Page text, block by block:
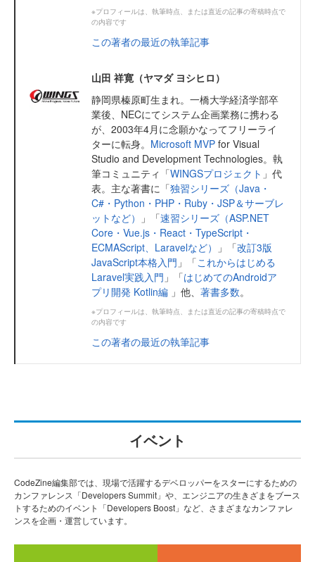
※プロフィールは、執筆時点、または直近の記事の寄稿時点で
の内容です
この著者の最近の執筆記事
山田 祥寛（ヤマダ ヨシヒロ）
静岡県榛原町生まれ。一橋大学経済学部卒
業後、NECにてシステム企画業務に携わる
が、2003年4月に念願かなってフリーライ
ターに転身。 Microsoft MVP for Visual
Studio and Development Technologies。執
筆コミュニティ「WINGSプロジェクト 」代
表。主な著書に「独習シリーズ（Java・
C#・Python・PHP・Ruby・JSP＆サーブレ
ットなど）
」「速習シリーズ（ASP.NET
Core・Vue.js・React・TypeScript・
ECMAScript、Laravelなど）
」「改訂3版
JavaScript本格入門 」「これからはじめる
Laravel実践入門 」「はじめてのAndroidア
プリ開発 Kotlin編 」他、 著書多数。
※プロフィールは、執筆時点、または直近の記事の寄稿時点で
の内容です
この著者の最近の執筆記事
イベント
CodeZine編集部では、現場で活躍するデベロッパーをスターにするための
カンファレンス「Developers Summit」や、エンジニアの生きざまをブース
トするためのイベント「Developers Boost」など、さまざまなカンファレ
ンスを企画・運営しています。